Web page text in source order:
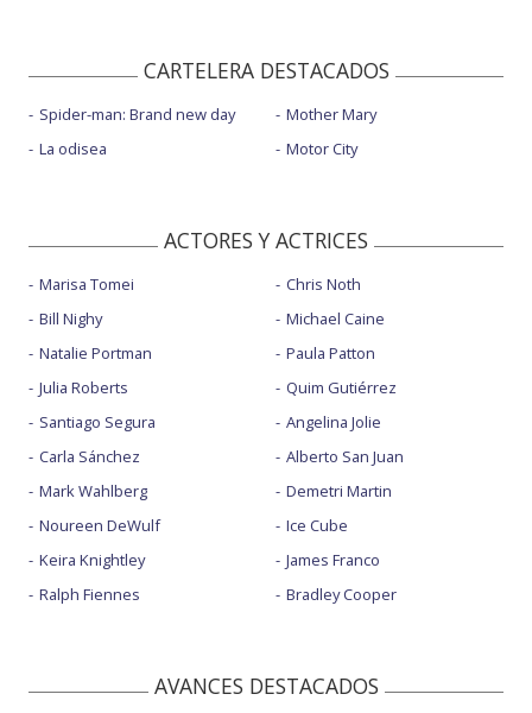
CARTELERA DESTACADOS
Spider-man: Brand new day
La odisea
Mother Mary
Motor City
ACTORES Y ACTRICES
Marisa Tomei
Bill Nighy
Natalie Portman
Julia Roberts
Santiago Segura
Carla Sánchez
Mark Wahlberg
Noureen DeWulf
Keira Knightley
Ralph Fiennes
Chris Noth
Michael Caine
Paula Patton
Quim Gutiérrez
Angelina Jolie
Alberto San Juan
Demetri Martin
Ice Cube
James Franco
Bradley Cooper
AVANCES DESTACADOS